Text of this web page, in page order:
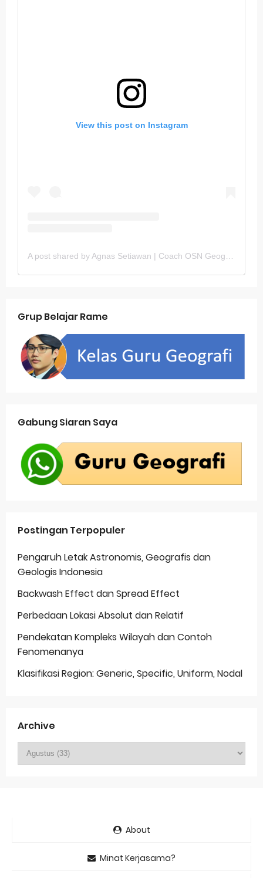
View this post on Instagram
Grup Belajar Rame
Gabung Siaran Saya
Postingan Terpopuler
Pengaruh Letak Astronomis, Geografis dan
Geologis Indonesia
Backwash Effect dan Spread Effect
Perbedaan Lokasi Absolut dan Relatif
Pendekatan Kompleks Wilayah dan Contoh
Fenomenanya
Klasifikasi Region: Generic, Specific, Uniform, Nodal
Archive
About
Minat Kerjasama?